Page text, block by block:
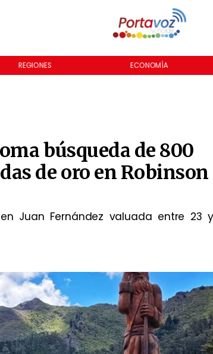
REGIONES ECONOMÍA
búsqueda de 800
de oro en Robinson
Juan Fernández valuada entre 23